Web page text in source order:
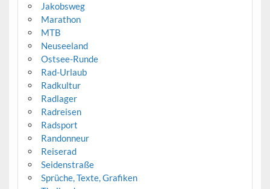
Jakobsweg
Marathon
MTB
Neuseeland
Ostsee-Runde
Rad-Urlaub
Radkultur
Radlager
Radreisen
Radsport
Randonneur
Reiserad
Seidenstraße
Sprüche, Texte, Grafiken